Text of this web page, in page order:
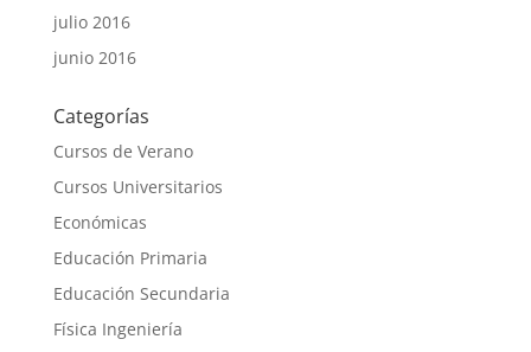
julio 2016
junio 2016
Categorías
Cursos de Verano
Cursos Universitarios
Económicas
Educación Primaria
Educación Secundaria
Física Ingeniería